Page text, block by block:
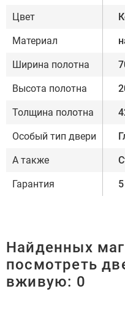
Цвет
Материал
Ширина полотна
Высота полотна
Толщина полотна
Особый тип двери
А также
Гарантия 5
Найденных
посмотреть
вживую: 0